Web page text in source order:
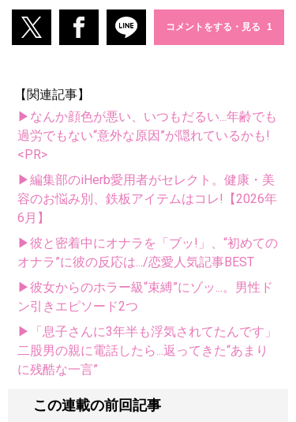
コメントをする・見る
【関連記事】
▶なんか顔色が悪い、いつもだるい...年齢でも
過労でもない“意外な原因”が隠れているかも!
<PR>
▶編集部のiHerb愛用者がセレクト。健康・美
容のお悩み別、鉄板アイテムはコレ!【2026年
6月】
▶彼と密着中にオナラを「ブッ!」、“初めての
オナラ”に彼の反応は.../恋愛人気記事BEST
▶彼女からのホラー級“束縛”にゾッ...。男性ド
ン引きエピソード2つ
▶「息子さんに3年半も浮気されてたんです」
二股男の親に電話したら...返ってきた“あまり
に残酷な一言”
この連載の前回記事